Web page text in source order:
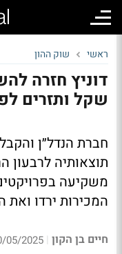
ראשי שוק ההון
שקל ותזרים
חברת הנדל״ן
משקיעה
המכירות ירדו
חיים בן הקון |
2025 10:10